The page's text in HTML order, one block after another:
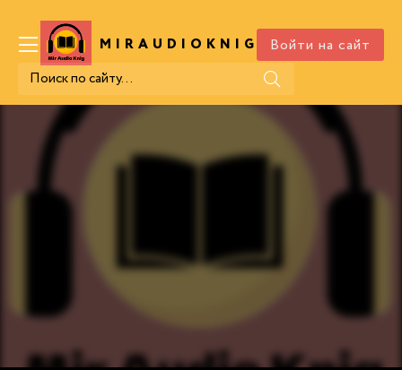
MIRAUDIOKNIG .COM
Войти на сайт